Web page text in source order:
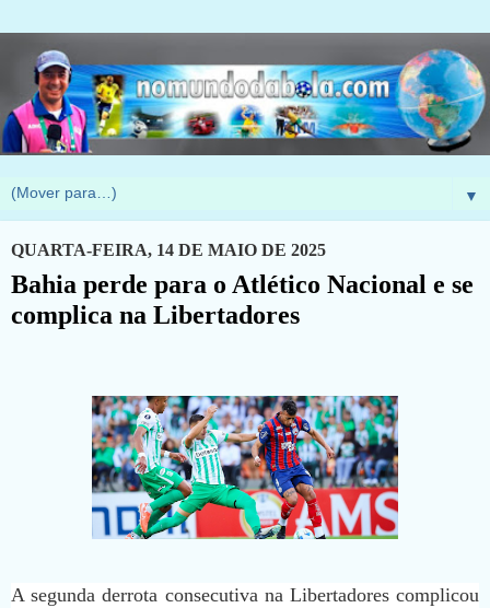
▼
QUARTA-FEIRA, 14 DE MAIO DE 2025
Bahia perde para o Atlético Nacional e se
complica na Libertadores
A segunda derrota consecutiva na Libertadores complicou